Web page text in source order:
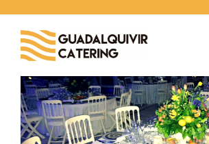
contenido
EVENTOS
BODAS
Ver
imagen
más
grande